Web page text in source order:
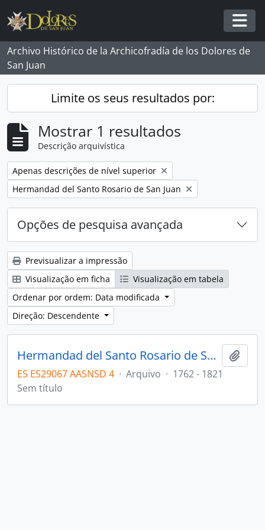
Skip to main content
Archivo Histórico de la Archicofradía de los Dolores de
San Juan
Limite os seus resultados por:
Mostrar 1 resultados
Descrição arquivística
Remover filtro:
Apenas descrições de nível superior
Remover filtro:
Hermandad del Santo Rosario de San Juan
Opções de pesquisa avançada
Previsualizar a impressão
Visualização em ficha
Visualização em tabela
Ordenar por ordem: Data modificada
Direção: Descendente
Hermandad del Santo Rosario de San Juan
ES ES29067 AASNSD 4 · Arquivo · 1762 - 1821
Sem título